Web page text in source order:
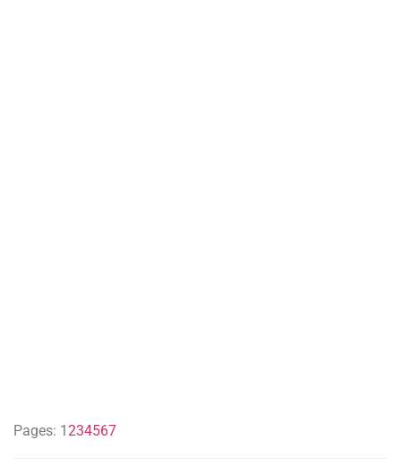
Pages: 1234567